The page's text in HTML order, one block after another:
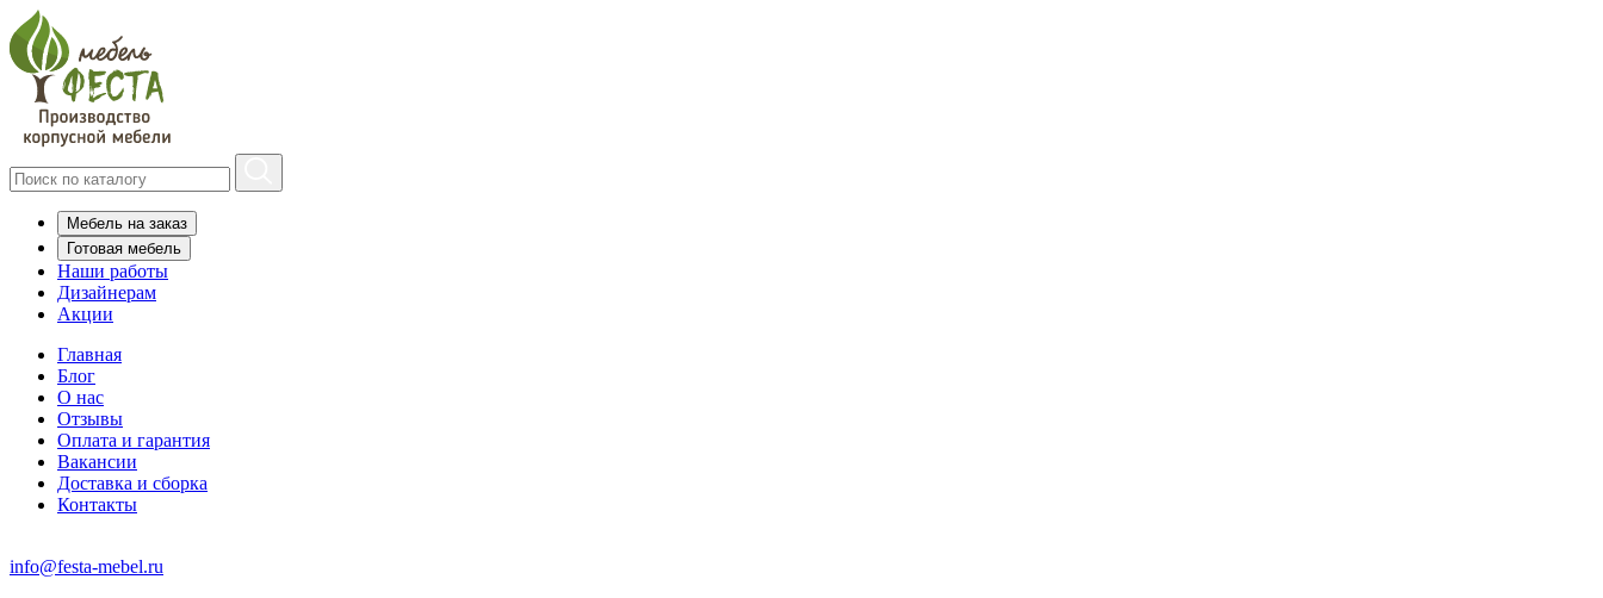
Мебель на заказ
Готовая мебель
Наши работы
Дизайнерам
Акции
Главная
Блог
О нас
Отзывы
Оплата и гарантия
Вакансии
Доставка и сборка
Контакты
info@festa-mebel.ru